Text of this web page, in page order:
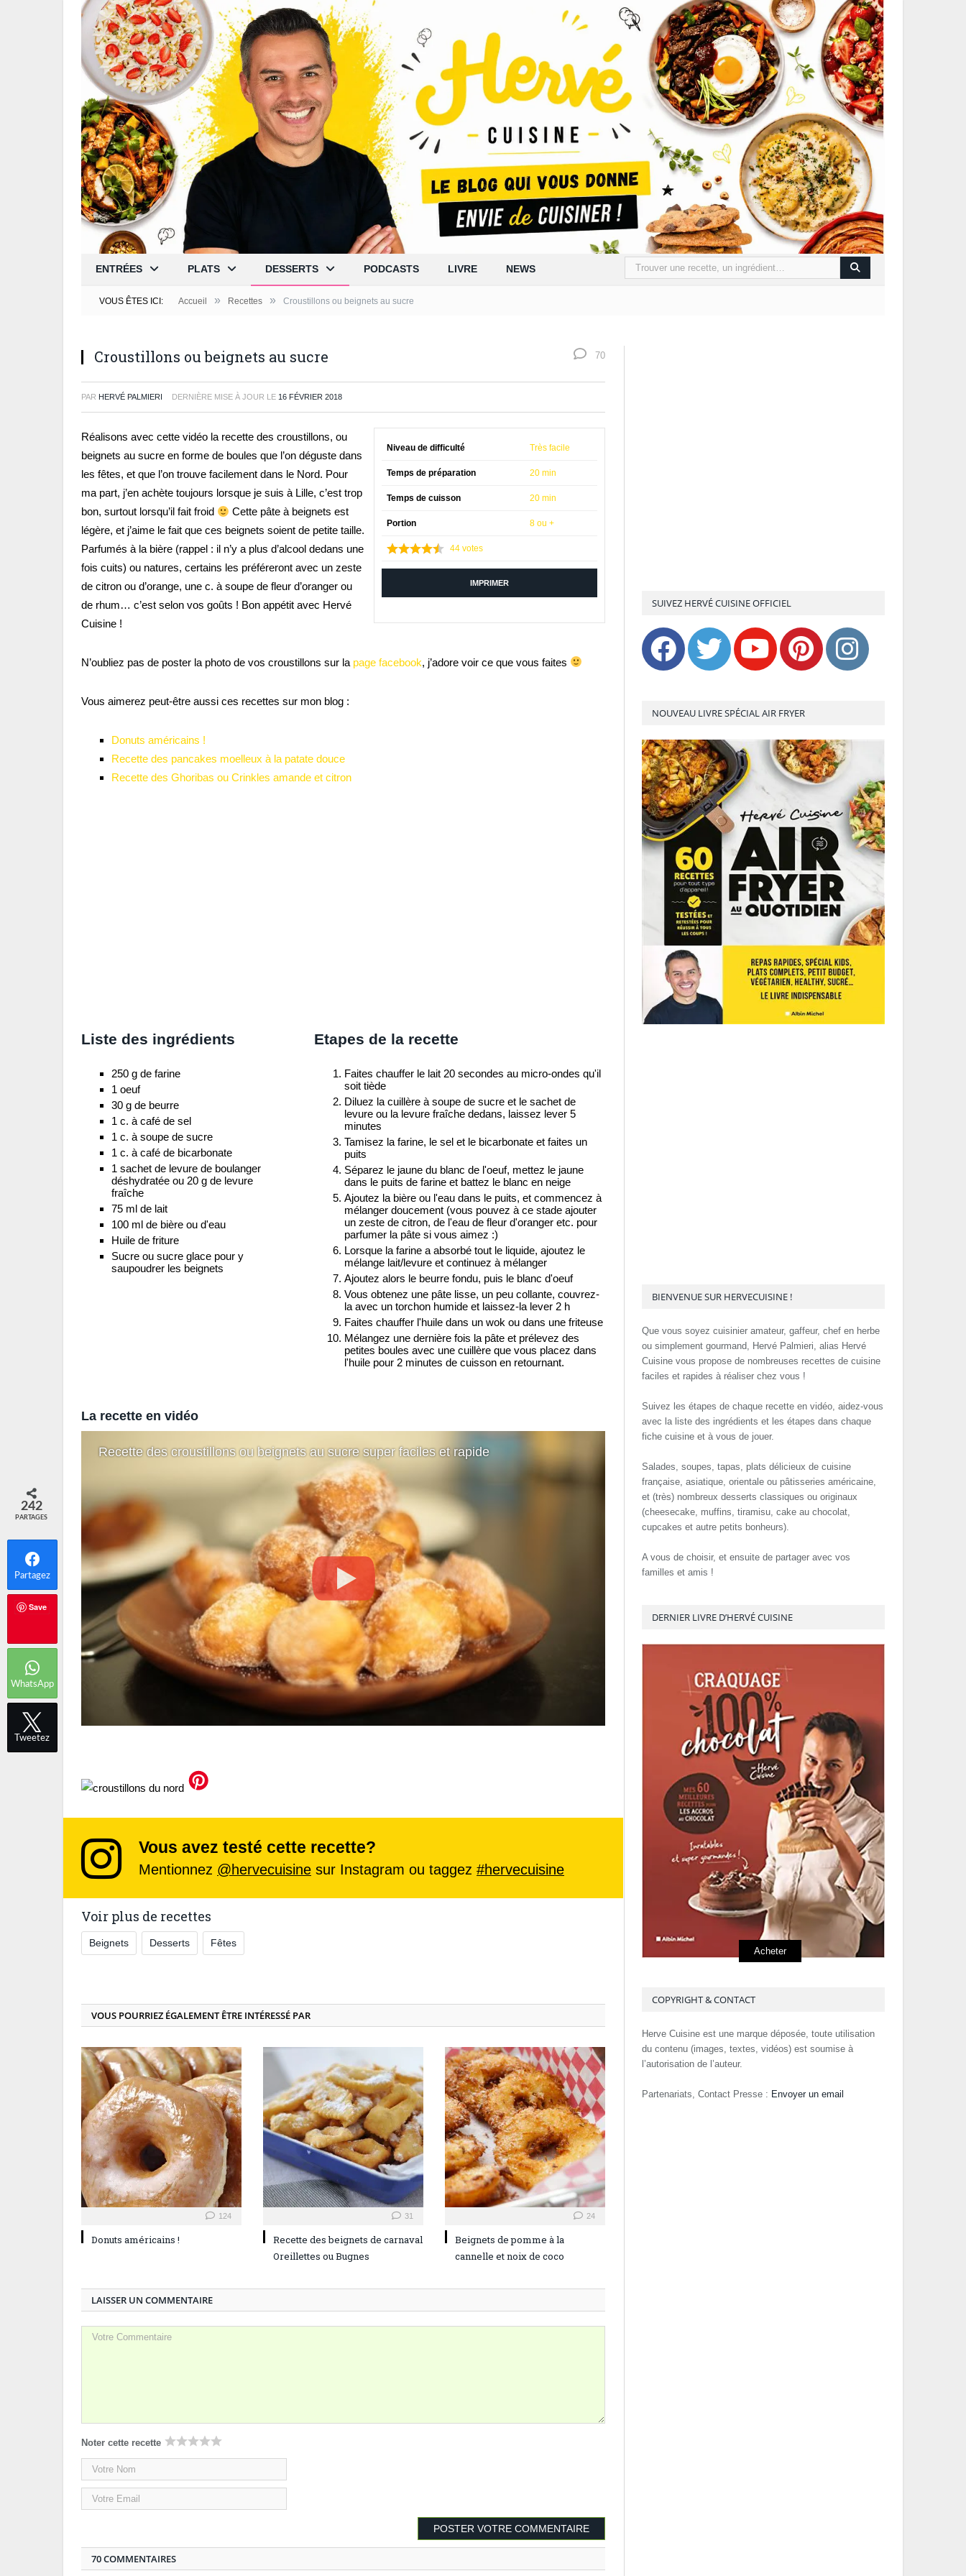
ENTRÉES PLATS DESSERTS PODCASTS LIVRE NEWS
VOUS ÊTES ICI: Accueil » Recettes » Croustillons ou beignets au sucre
Croustillons ou beignets au sucre 70
PAR HERVÉ PALMIERI DERNIÈRE MISE À JOUR LE 16 FÉVRIER 2018
Niveau de difficulté Très facile
Temps de préparation 20 min
Temps de cuisson 20 min
Portion 8 ou +
44votes
IMPRIMER
Réalisons avec cette vidéo la recette des croustillons, ou
beignets au sucre en forme de boules que l’on déguste dans
les fêtes, et que l’on trouve facilement dans le Nord. Pour
ma part, j’en achète toujours lorsque je suis à Lille, c’est trop
bon, surtout lorsqu’il fait froid
Cette pâte à beignets est
légère, et j’aime le fait que ces beignets soient de petite taille.
Parfumés à la bière (rappel : il n’y a plus d’alcool dedans une
fois cuits) ou natures, certains les préféreront avec un zeste
de citron ou d’orange, une c. à soupe de fleur d’oranger ou
de rhum… c’est selon vos goûts ! Bon appétit avec Hervé
Cuisine !
N’oubliez pas de poster la photo de vos croustillons sur la page facebook, j’adore voir ce que vous faites
Vous aimerez peut-être aussi ces recettes sur mon blog :
Donuts américains !
Recette des pancakes moelleux à la patate douce
Recette des Ghoribas ou Crinkles amande et citron
Liste des ingrédients
250 g de farine
1 oeuf
30 g de beurre
1 c. à café de sel
1 c. à soupe de sucre
1 c. à café de bicarbonate
1 sachet de levure de boulanger
déshydratée ou 20 g de levure
fraîche
75 ml de lait
100 ml de bière ou d'eau
Huile de friture
Sucre ou sucre glace pour y
saupoudrer les beignets
Etapes de la recette
Faites chauffer le lait 20 secondes au micro-ondes qu'il
soit tiède
Diluez la cuillère à soupe de sucre et le sachet de
levure ou la levure fraîche dedans, laissez lever 5
minutes
Tamisez la farine, le sel et le bicarbonate et faites un
puits
Séparez le jaune du blanc de l'oeuf, mettez le jaune
dans le puits de farine et battez le blanc en neige
Ajoutez la bière ou l'eau dans le puits, et commencez à
mélanger doucement (vous pouvez à ce stade ajouter
un zeste de citron, de l'eau de fleur d'oranger etc. pour
parfumer la pâte si vous aimez :)
Lorsque la farine a absorbé tout le liquide, ajoutez le
mélange lait/levure et continuez à mélanger
Ajoutez alors le beurre fondu, puis le blanc d'oeuf
Vous obtenez une pâte lisse, un peu collante, couvrez-
la avec un torchon humide et laissez-la lever 2 h
Faites chauffer l'huile dans un wok ou dans une friteuse
Mélangez une dernière fois la pâte et prélevez des
petites boules avec une cuillère que vous placez dans
l'huile pour 2 minutes de cuisson en retournant.
La recette en vidéo
Recette des croustillons ou beignets au sucre super faciles et rapide
Vous avez testé cette recette?
Mentionnez @hervecuisine sur Instagram ou taggez #hervecuisine
Voir plus de recettes
Beignets Desserts Fêtes
VOUS POURRIEZ ÉGALEMENT ÊTRE INTÉRESSÉ PAR
124
Donuts américains !
31
Recette des beignets de carnaval
Oreillettes ou Bugnes
24
Beignets de pomme à la
cannelle et noix de coco
LAISSER UN COMMENTAIRE
Noter cette recette
70 COMMENTAIRES
SUIVEZ HERVÉ CUISINE OFFICIEL
NOUVEAU LIVRE SPÉCIAL AIR FRYER
BIENVENUE SUR HERVECUISINE !
Que vous soyez cuisinier amateur, gaffeur, chef en herbe
ou simplement gourmand, Hervé Palmieri, alias Hervé
Cuisine vous propose de nombreuses recettes de cuisine
faciles et rapides à réaliser chez vous !
Suivez les étapes de chaque recette en vidéo, aidez-vous
avec la liste des ingrédients et les étapes dans chaque
fiche cuisine et à vous de jouer.
Salades, soupes, tapas, plats délicieux de cuisine
française, asiatique, orientale ou pâtisseries américaine,
et (très) nombreux desserts classiques ou originaux
(cheesecake, muffins, tiramisu, cake au chocolat,
cupcakes et autre petits bonheurs).
A vous de choisir, et ensuite de partager avec vos
familles et amis !
DERNIER LIVRE D’HERVÉ CUISINE
Acheter
COPYRIGHT & CONTACT
Herve Cuisine est une marque déposée, toute utilisation
du contenu (images, textes, vidéos) est soumise à
l’autorisation de l’auteur.
Partenariats, Contact Presse : Envoyer un email
242
PARTAGES
Partagez
Save
WhatsApp
Tweetez